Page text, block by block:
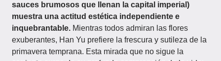
sauces brumosos que llenan la capital imperial)
muestra una actitud estética independiente e
inquebrantable. Mientras todos admiran las flores
exuberantes, Han Yu prefiere la frescura y sutileza de la
primavera temprana. Esta mirada que no sigue la